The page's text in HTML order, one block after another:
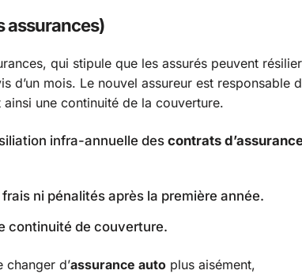
assurances)
qui stipule que les assurés peuvent résilier
d’un mois. Le nouvel assureur est responsable
ainsi une continuité de la couverture.
infra-annuelle descontrats
frais ni pénalités après la première année.
continuité de couverture.
d’assurance auto plus aisément,